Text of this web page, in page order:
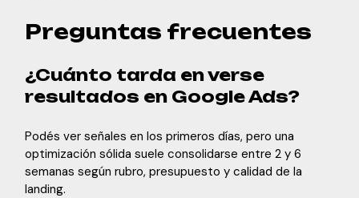
Preguntas frecuentes
¿Cuánto tarda en verse
resultados en Google Ads?
Podés ver señales en los primeros días, pero una
optimización sólida suele consolidarse entre 2 y 6
semanas según rubro, presupuesto y calidad de la
landing.